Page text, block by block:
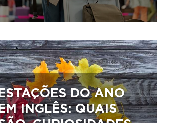
DO ANO
INGLÊS: QUAIS